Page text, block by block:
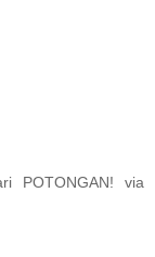
POTONGAN! via